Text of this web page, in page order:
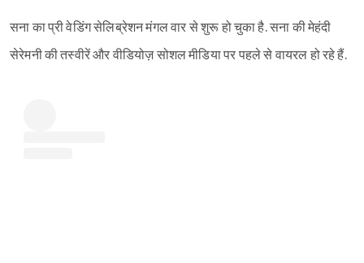
सना का प्री वेडिंग सेलिब्रेशन मंगल वार से शुरू हो चुका है. सना की मेहंदी
सेरेमनी की तस्वीरें और वीडियोज़ सोशल मीडिया पर पहले से वायरल हो रहे हैं.